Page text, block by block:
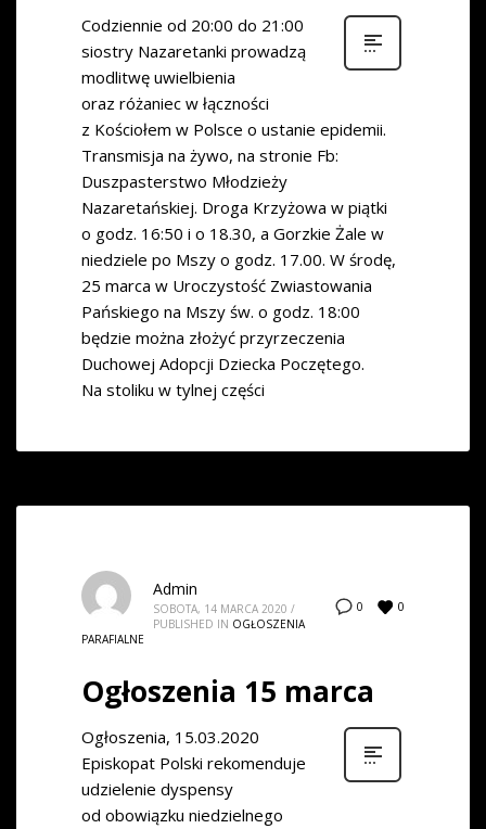
Codziennie od 20:00 do 21:00
siostry Nazaretanki prowadzą
modlitwę uwielbienia
oraz różaniec w łączności
z Kościołem w Polsce o ustanie epidemii.
Transmisja na żywo, na stronie Fb:
Duszpasterstwo Młodzieży
Nazaretańskiej. Droga Krzyżowa w piątki
o godz. 16:50 i o 18.30, a Gorzkie Żale w
niedziele po Mszy o godz. 17.00. W środę,
25 marca w Uroczystość Zwiastowania
Pańskiego na Mszy św. o godz. 18:00
będzie można złożyć przyrzeczenia
Duchowej Adopcji Dziecka Poczętego.
Na stoliku w tylnej części
0 0
Admin
SOBOTA, 14 MARCA 2020 /
PUBLISHED IN OGŁOSZENIA
PARAFIALNE
Ogłoszenia 15 marca
Ogłoszenia, 15.03.2020
Episkopat Polski rekomenduje
udzielenie dyspensy
od obowiązku niedzielnego